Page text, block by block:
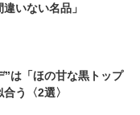
いない名品」
は「ほの甘な黒トップ
う〈2選〉